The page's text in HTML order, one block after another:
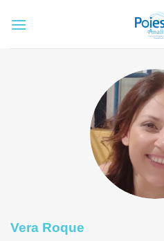
Vera Roque